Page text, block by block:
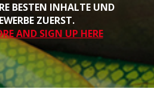
BESTEN INHALTE UND
ZUERST.
AND SIGN UP HERE